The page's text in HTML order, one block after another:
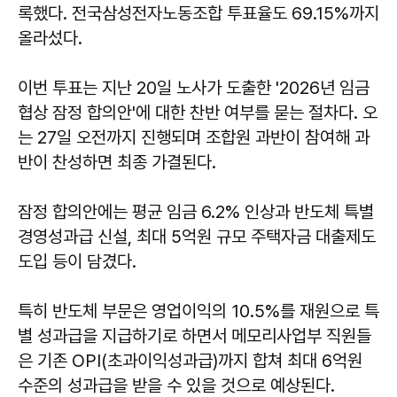
록했다. 전국삼성전자노동조합 투표율도 69.15%까지
올라섰다.
이번 투표는 지난 20일 노사가 도출한 '2026년 임금
협상 잠정 합의안'에 대한 찬반 여부를 묻는 절차다. 오
는 27일 오전까지 진행되며 조합원 과반이 참여해 과
반이 찬성하면 최종 가결된다.
잠정 합의안에는 평균 임금 6.2% 인상과 반도체 특별
경영성과급 신설, 최대 5억원 규모 주택자금 대출제도
도입 등이 담겼다.
특히 반도체 부문은 영업이익의 10.5%를 재원으로 특
별 성과급을 지급하기로 하면서 메모리사업부 직원들
은 기존 OPI(초과이익성과급)까지 합쳐 최대 6억원
수준의 성과급을 받을 수 있을 것으로 예상된다.